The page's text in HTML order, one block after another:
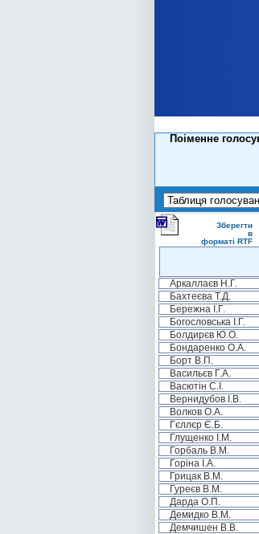
Поіменне
Зберегти
в
форматі RTF
Аркаллаєв Н.Г.
Бахтеєва Т.Д.
Бережна І.Г.
Богословська І.Г.
Болдирєв Ю.О.
Бондаренко О.А.
Борт В.П.
Васильєв Г.А.
Васютін С.І.
Вернидубов І.В.
Волков О.А.
Гєллєр Є.Б.
Глущенко І.М.
Горбаль В.М.
Горіна І.А.
Грицак В.М.
Гуреєв В.М.
Дарда О.П.
Демидко В.М.
Демчишен В.В.